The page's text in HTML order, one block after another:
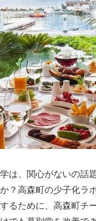
は、関心がないの話
？高森町の少子化ラ
るために、高森町チ